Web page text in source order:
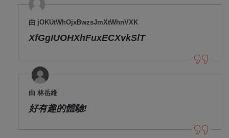
由 jOKUtWhOjxBwzsJmXtWhnVXK
XfGgIUOHXhFuxECXvkSlT
由 林岳維
好有趣的體驗!